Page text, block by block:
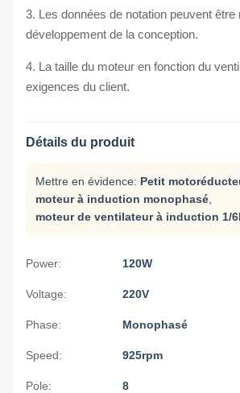
3. Les données de notation peuvent
développement de la conception.
4. La taille du moteur en fonction du
exigences du client.
Détails du produit
Mettre en évidence: Petit
moteur à induction monophasé
moteur de ventilateur à induction 1/
Power: 120W
Voltage: 220V
Phase: Monophasé
Speed: 925rpm
Pole: 8